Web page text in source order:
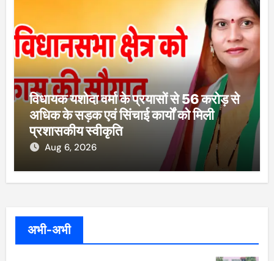
विधायक यशोदा वर्मा के प्रयासों से 56 करोड़ से
अधिक के सड़क एवं सिंचाई कार्यों को मिली
प्रशासकीय स्वीकृति
Aug 6, 2026
अभी-अभी